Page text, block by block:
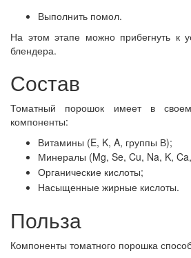
Выполнить помол.
На этом этапе можно прибегнуть к
блендера.
Состав
Томатный порошок имеет в
компоненты:
Витамины (E, K, A, группы В);
Минералы (Mg, Se, Cu, Na, K,
Органические кислоты;
Насыщенные жирные кислоты.
Польза
Компоненты томатного порошка